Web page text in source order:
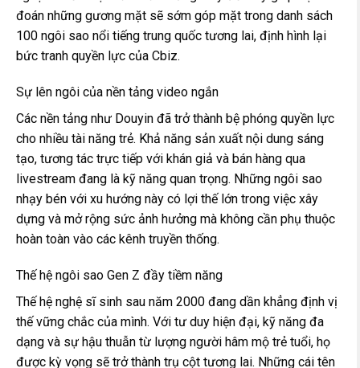
đoán những gương mặt sẽ sớm góp mặt trong danh sách
100 ngôi sao nổi tiếng trung quốc tương lai, định hình lại
bức tranh quyền lực của Cbiz.
Sự lên ngôi của nền tảng video ngắn
Các nền tảng như Douyin đã trở thành bệ phóng quyền lực
cho nhiều tài năng trẻ. Khả năng sản xuất nội dung sáng
tạo, tương tác trực tiếp với khán giả và bán hàng qua
livestream đang là kỹ năng quan trọng. Những ngôi sao
nhạy bén với xu hướng này có lợi thế lớn trong việc xây
dựng và mở rộng sức ảnh hưởng mà không cần phụ thuộc
hoàn toàn vào các kênh truyền thống.
Thế hệ ngôi sao Gen Z đầy tiềm năng
Thế hệ nghệ sĩ sinh sau năm 2000 đang dần khẳng định vị
thế vững chắc của mình. Với tư duy hiện đại, kỹ năng đa
dạng và sự hậu thuẫn từ lượng người hâm mộ trẻ tuổi, họ
được kỳ vọng sẽ trở thành trụ cột tương lai. Những cái tên